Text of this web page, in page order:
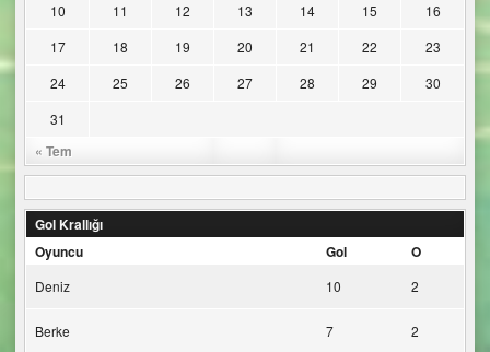
« Tem
10
11 12 13 14 15
16
17
18 19 20 21 22
23
24
25 26 27 28 29
30
31
Gol Krallığı
Oyuncu
Gol O
Deniz 10 2
Berke 7 2